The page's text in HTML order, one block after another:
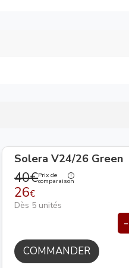
Solera V24/26 Green
40€Prix de
comparaison
26€
Dès 5 unités
COMMANDER